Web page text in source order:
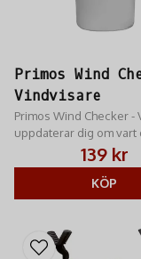
Primos Wind
Vindvisare
Primos Wind Checker -
uppdaterar dig om vart
ifrån - ett lätt tryck på
det enda som behövs.
139 kr
KÖP